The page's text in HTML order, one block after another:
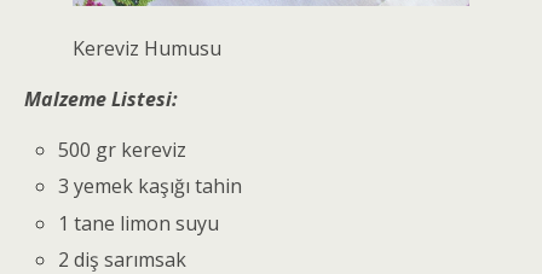
Kereviz Humusu
Malzeme Listesi:
500 gr kereviz
3 yemek kaşığı tahin
1 tane limon suyu
2 diş sarımsak